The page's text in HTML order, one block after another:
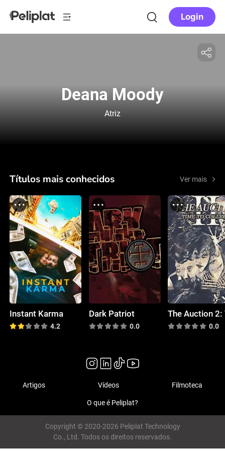
Login
Deana Moody
Atriz
Títulos mais conhecidos Ver mais
Instant Karma
4.2
Dark Patriot
0.0 0.0
Artigos Vídeos Filmoteca
O que é Peliplat?
Copyright © 2020-2026 Peliplat Technology
Co., Ltd. Todos os direitos reservados.